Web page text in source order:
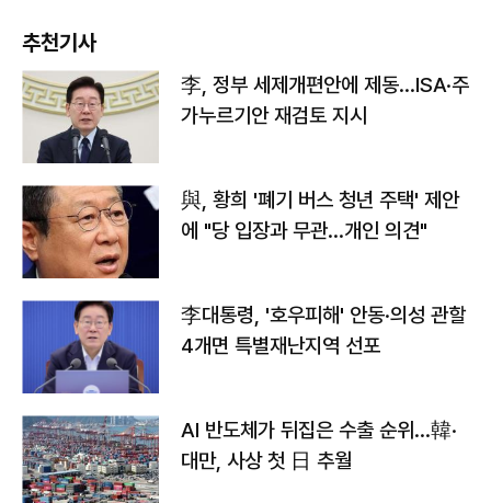
추천기사
李, 정부 세제개편안에 제동…ISA·주
가누르기안 재검토 지시
與, 황희 '폐기 버스 청년 주택' 제안
에 "당 입장과 무관…개인 의견"
李대통령, '호우피해' 안동·의성 관할
4개면 특별재난지역 선포
AI 반도체가 뒤집은 수출 순위…韓·
대만, 사상 첫 日 추월